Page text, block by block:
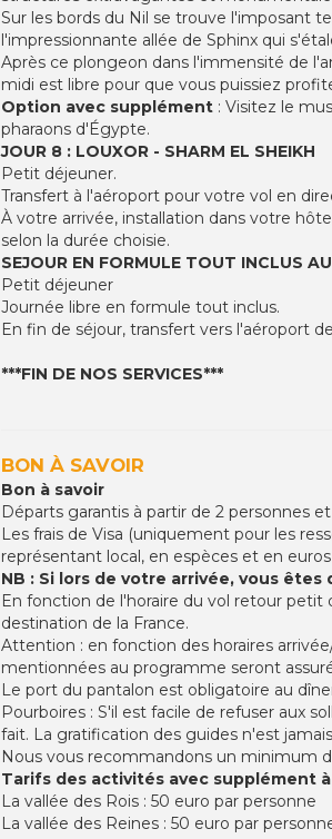
Sur les bords du Nil se trouve l'imposant
l'impressionnante allée de Sphinx qui
Après ce plongeon dans l'immensité de
midi est libre pour que vous puissiez
Option avec supplément : Visitez le
pharaons d'Égypte.
JOUR 8 : LOUXOR - SHARM EL SHEIKH
Petit déjeuner.
Transfert à l'aéroport pour votre vol en
À votre arrivée, installation dans votre
selon la durée choisie.
SEJOUR EN FORMULE TOUT INCLUS
Petit déjeuner
Journée libre en formule tout inclus.
En fin de séjour, transfert vers l'aéroport
***FIN DE NOS SERVICES***
BON À SAVOIR
Bon à savoir
Départs garantis à partir de 2 personnes
Les frais de Visa (uniquement pour les
représentant local, en espèces et en
NB : Si lors de votre arrivée, vous
En fonction de l'horaire du vol retour
destination de la France.
Attention : en fonction des horaires
mentionnées au programme seront
Le port du pantalon est obligatoire au
Pourboires : S'il est facile de refuser aux
fait. La gratification des guides n'est
Nous vous recommandons un minimum
Tarifs des activités avec supplément
La vallée des Rois : 50 euro par personne
La vallée des Reines : 50 euro par